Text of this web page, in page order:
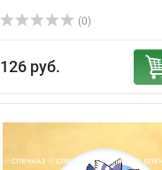
(0)
126 руб.